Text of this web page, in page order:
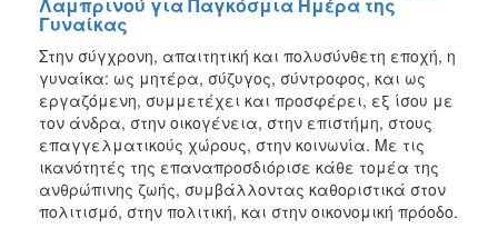
Γυναίκας
Στην σύγχρονη, απαιτητική και πολυσύνθετη εποχή, η
γυναίκα: ως μητέρα, σύζυγος, σύντροφος, και ως
εργαζόμενη, συμμετέχει και προσφέρει, εξ ίσου με
τον άνδρα, στην οικογένεια, στην επιστήμη, στους
επαγγελματικούς χώρους, στην κοινωνία. Με τις
ικανότητές της επαναπροσδιόρισε κάθε τομέα της
ανθρώπινης ζωής, συμβάλλοντας καθοριστικά στον
πολιτισμό, στην πολιτική, και στην οικονομική πρόοδο.